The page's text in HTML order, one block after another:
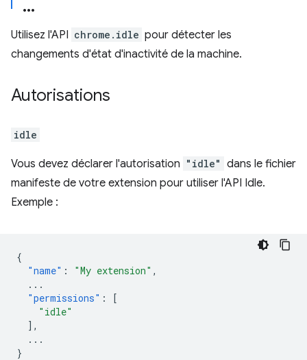
Utilisez l'API chrome.idle pour détecter les
changements d'état d'inactivité de la machine.
Autorisations
idle
Vous devez déclarer l'autorisation "idle" dans le fichier
manifeste de votre extension pour utiliser l'API Idle.
Exemple :
{
"name" : "My extension" ,
...
"permissions" :
[
"idle"
],
...
}